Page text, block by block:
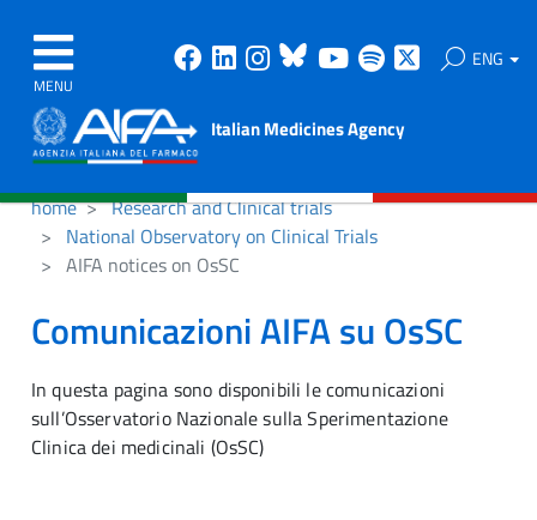
MENU
Facebook
Linkedin
Instagram
Bluesky
Youtube
Spotify ENG
Italian Medicines Agency
home
Research and Clinical trials
National Observatory on Clinical Trials
AIFA notices on OsSC
Comunicazioni AIFA su OsSC
In questa pagina sono disponibili le comunicazioni
sull’Osservatorio Nazionale sulla Sperimentazione
Clinica dei medicinali (OsSC)